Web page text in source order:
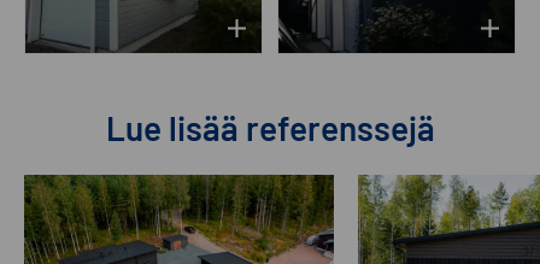
Lue lisää referenssejä